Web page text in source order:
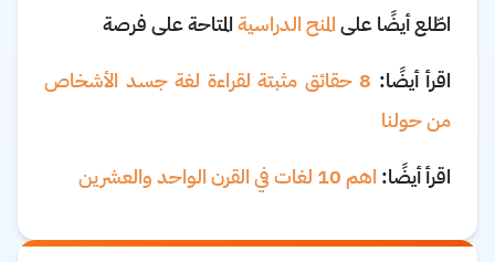
اطّلع أيضًا علىالمنح الدراسيةالمتاحة على فرصة
اقرأ أيضًا:
8 حقائق مثبتة لقراءة لغة جسد الأشخاص
من حولنا
اقرأ أيضًا: اهم 10 لغات في القرن الواحد والعشرين